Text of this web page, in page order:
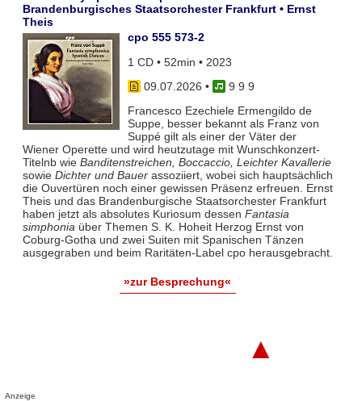
Brandenburgisches Staatsorchester Frankfurt • Ernst
Theis
cpo 555 573-2
1 CD • 52min • 2023
09.07.2026 •
9 9 9
Francesco Ezechiele Ermengildo de
Suppe, besser bekannt als Franz von
Suppé gilt als einer der Väter der
Wiener Operette und wird heutzutage mit Wunschkonzert-
Titelnb wie Banditenstreichen, Boccaccio, Leichter Kavallerie
sowie Dichter und Bauerassoziiert, wobei sich hauptsächlich
die Ouvertüren noch einer gewissen Präsenz erfreuen. Ernst
Theis und das Brandenburgische Staatsorchester Frankfurt
haben jetzt als absolutes Kuriosum dessen Fantasia
simphoniaüber Themen S. K. Hoheit Herzog Ernst von
Coburg-Gotha und zwei Suiten mit Spanischen Tänzen
ausgegraben und beim Raritäten-Label cpo herausgebracht.
»zur Besprechung«
▲
Anzeige